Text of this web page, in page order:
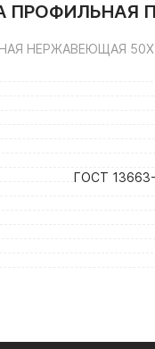
ПРОФИЛЬНАЯ
НЕРЖАВЕЮЩАЯ
ГОСТ